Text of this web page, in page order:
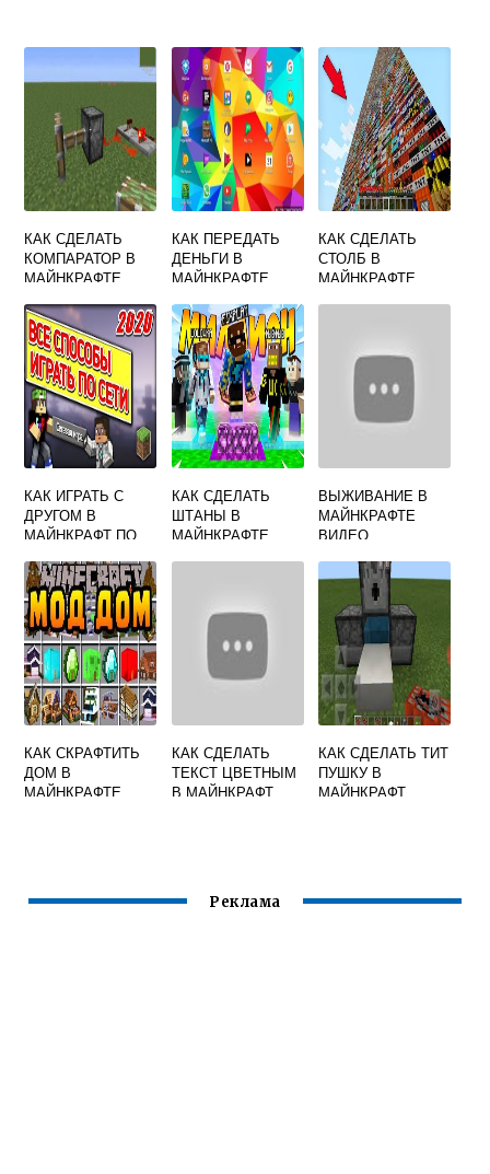
КАК СДЕЛАТЬ
КОМПАРАТОР В
МАЙНКРАФТЕ
КАК ПЕРЕДАТЬ
ДЕНЬГИ В
МАЙНКРАФТЕ
КАК СДЕЛАТЬ
СТОЛБ В
МАЙНКРАФТЕ
КАК ИГРАТЬ С
ДРУГОМ В
МАЙНКРАФТ ПО
ОДИНОЧНОЙ
ИГРЕ БЕЗ
ХАМАЧИ
КАК СДЕЛАТЬ
ШТАНЫ В
МАЙНКРАФТЕ
ВЫЖИВАНИЕ В
МАЙНКРАФТЕ
ВИДЕО
КАК СКРАФТИТЬ
ДОМ В
МАЙНКРАФТЕ
КАК СДЕЛАТЬ
ТЕКСТ ЦВЕТНЫМ
В МАЙНКРАФТ
КАК СДЕЛАТЬ ТИТ
ПУШКУ В
МАЙНКРАФТ
Реклама